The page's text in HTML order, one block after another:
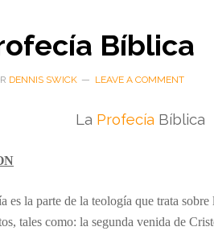
Bíblica
DENNIS SWICK LEAVE A COMMENT
La Profecía Bíblica
es la parte de la teología que trata sobre
tales como: la segunda venida de